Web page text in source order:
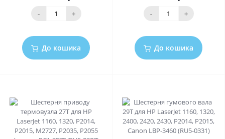
- +
До кошика
- +
До кошика